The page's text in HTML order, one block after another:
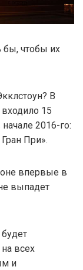
бы, чтобы их
В
15
2016-го:
При».
впервые в
выпадет
всех
и